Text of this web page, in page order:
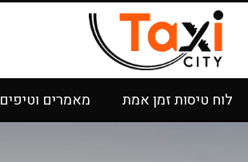
לוח טיסות זמן אמת מאמרים וטיפים